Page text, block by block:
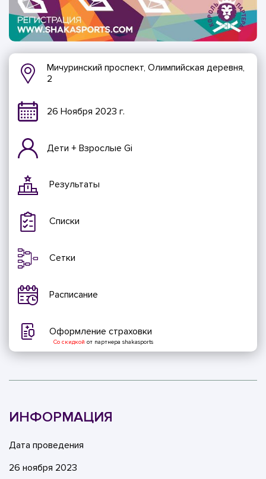
Мичуринский проспект, Олимпийская деревня,
2
26 Ноября 2023 г.
Дети + Взрослые Gi
Результаты
Списки
Сетки
Расписание
Оформление страховки
Со скидкой от партнера shakasports
ИНФОРМАЦИЯ
Дата проведения
26 ноября 2023